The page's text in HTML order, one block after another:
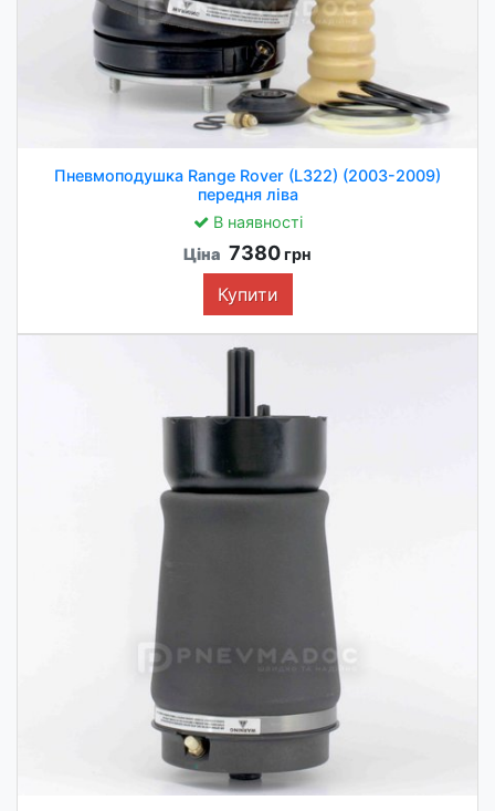
Пневмоподушка Range Rover (L322) (2003-2009)
передня ліва
В наявності
Ціна 7380грн
Купити